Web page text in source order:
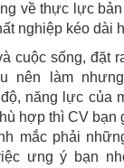
về thực lực
nghiệp kéo dài
cuộc sống, đặt
nên làm
năng lực của
hợp thì CV bạn
mắc phải
ưng ý bạn